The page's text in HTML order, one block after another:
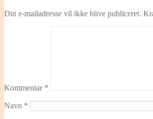
Din e-mailadresse vil ikke blive publiceret.
Kommentar *
Navn *